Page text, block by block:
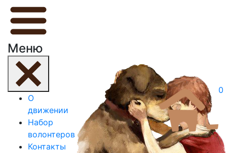
Меню
О
движении
Набор
волонтеров
Контакты
0